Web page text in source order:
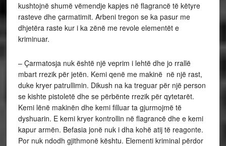
kushtojnë shumë vëmendje kapjes në flagrancë të këtyre
rasteve dhe çarmatimit. Arbeni tregon se ka pasur me
dhjetëra raste kur i ka zënë me revole elementët e
kriminuar.
– Çarmatosja nuk është një veprim i lehtë dhe jo rrallë
mbart rrezik për jetën. Kemi qenë me makinë në një rast,
duke kryer patrullimin. Dikush na ka treguar për një person
se kishte pistoletë dhe se përbënte rrezik për qytetarët.
Kemi lënë makinën dhe kemi filluar ta gjurmojmë të
dyshuarin. E kemi kryer kontrollin në flagrancë dhe e kemi
kapur armën. Befasia jonë nuk i dha kohë atij të reagonte.
Por nuk ndodh gjithmonë kështu. Elementi kriminal përdor